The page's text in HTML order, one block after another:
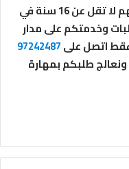
يوجد لدينا خبراء وفنيي ستلايت خبرتهم لا تقل عن 16 سنة في
وخدمتكم على مدار
97242487
طلبكم بمهارة